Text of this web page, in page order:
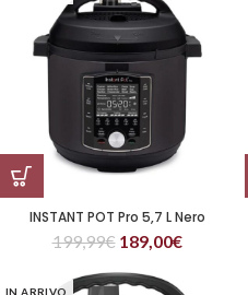
INSTANT POT Pro 5,7 L Nero
199,99€ 189,00€
IN ARRIVO